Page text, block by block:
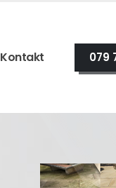
Kontakt 079